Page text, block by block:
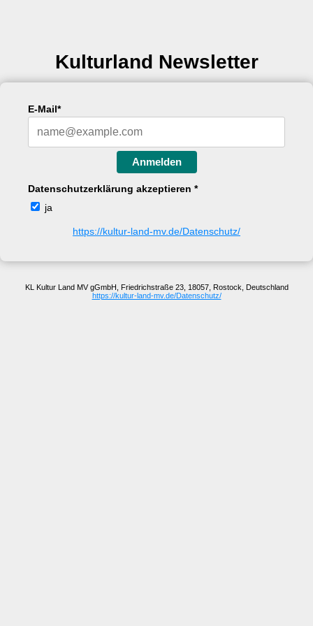
Kulturland Newsletter
E-Mail*
Anmelden
Datenschutzerklärung akzeptieren *
ja
https://kultur-land-mv.de/Datenschutz/
KL Kultur Land MV gGmbH, Friedrichstraße 23, 18057, Rostock, Deutschland
https://kultur-land-mv.de/Datenschutz/